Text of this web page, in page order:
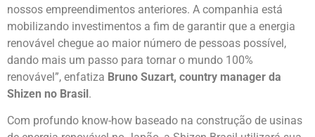
nossos empreendimentos anteriores. A companhia está
mobilizando investimentos a fim de garantir que a energia
renovável chegue ao maior número de pessoas possível,
dando mais um passo para tornar o mundo 100%
renovável”, enfatiza Bruno Suzart, country manager da
Shizen no Brasil.
Com profundo know-how baseado na construção de usinas